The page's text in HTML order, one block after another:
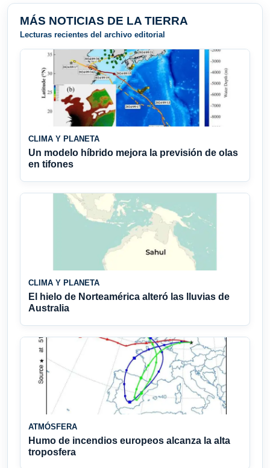
MÁS NOTICIAS DE LA TIERRA
Lecturas recientes del archivo editorial
CLIMA Y PLANETA
Un modelo híbrido mejora la previsión de olas
en tifones
CLIMA Y PLANETA
El hielo de Norteamérica alteró las lluvias de
Australia
ATMÓSFERA
Humo de incendios europeos alcanza la alta
troposfera